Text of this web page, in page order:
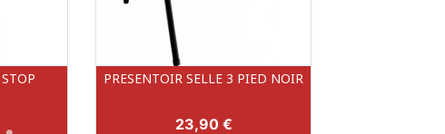
Aperçu rapide
PRESENTOIR SELLE 3 PIED NOIR
Prix
23,90 €